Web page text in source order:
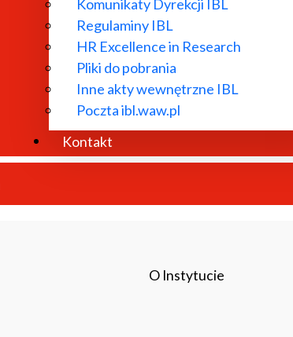
Komunikaty Dyrekcji IBL
Regulaminy IBL
HR Excellence in Research
Pliki do pobrania
Inne akty wewnętrzne IBL
Poczta ibl.waw.pl
Kontakt
O Instytucie